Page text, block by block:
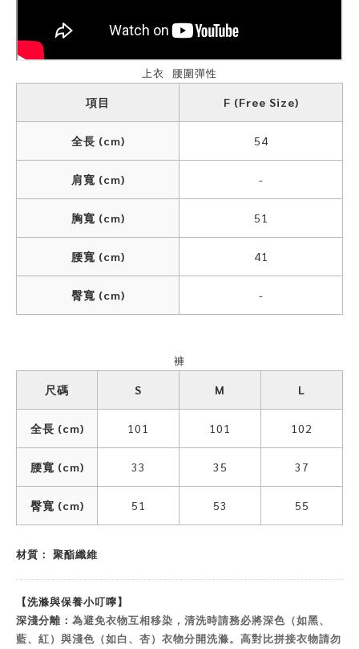
上衣 腰圍彈性
項目 F (Free Size)
全長 (cm) 54
肩寬 (cm) -
胸寬 (cm) 51
腰寬 (cm) 41
臀寬 (cm) -
褲
尺碼 S M L
全長 (cm) 101 101 102
腰寬 (cm) 33 35 37
臀寬 (cm) 51 53 55
材質： 聚酯纖維
【洗滌與保養小叮嚀】
深淺分離： 為避免衣物互相移染，清洗時請務必將深色（如黑、
藍、紅）與淺色（如白、杏）衣物分開洗滌。高對比拼接衣物請勿